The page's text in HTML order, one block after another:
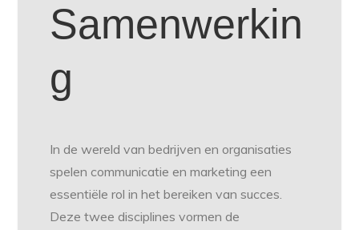
Samenwerkin
g
In de wereld van bedrijven en organisaties
spelen communicatie en marketing een
essentiële rol in het bereiken van succes.
Deze twee disciplines vormen de